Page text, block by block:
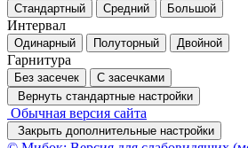
Стандартный Средний Большой
Интервал
Одинарный Полуторный Двойной
Гарнитура
Без засечек
С засечками
Вернуть стандартные настройки
Обычная версия сайта
Закрыть дополнительные настройки